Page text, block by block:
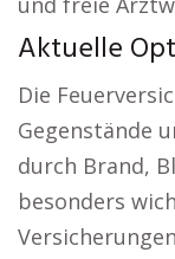
Aktuelle
Die
Gegenstände
durch Brand,
besonders